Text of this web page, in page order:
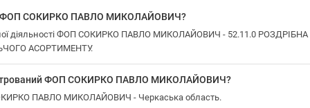
ФОП СОКИРКО ПАВЛО МИКОЛАЙОВИЧ?
діяльності ФОП СОКИРКО ПАВЛО МИКОЛАЙОВИЧ - 52.11.0
АСОРТИМЕНТУ.
ФОП СОКИРКО ПАВЛО МИКОЛАЙОВИЧ?
ПАВЛО МИКОЛАЙОВИЧ - Черкаська область.